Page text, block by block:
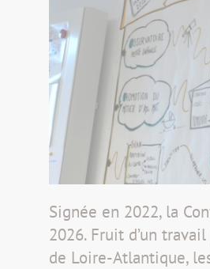
Signée en 2022, la
2026. Fruit d’un
de Loire-Atlantique,